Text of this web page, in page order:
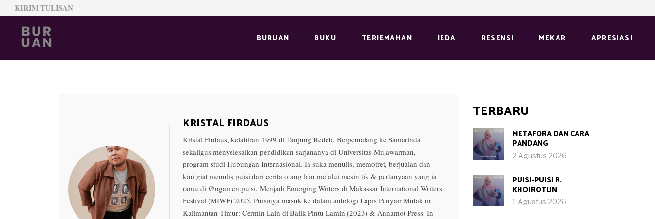
KIRIM TULISAN
BURUAN BUKU TERJEMAHAN JEDA RESENSI MEKAR APRESIASI
KRISTAL FIRDAUS
Kristal Firdaus, kelahiran 1999 di Tanjung Redeb. Berpetualang ke Samarinda
sekaligus menyelesaikan pendidikan sarjananya di Universitas Mulawarman,
program studi Hubungan Internasional. Ia suka menulis, memotret, berjualan dan
kini giat menulis puisi dari cerita orang lain melalui mesin tik & pertanyaan yang ia
ramu di @ngamen.puisi. Menjadi Emerging Writers di Makassar International Writers
Festival (MIWF) 2025. Puisinya masuk ke dalam antologi Lapis Penyair Mutakhir
Kalimantan Timur: Cermin Lain di Balik Pintu Lamin (2023) & Annamot Press, In
TERBARU
METAFORA DAN CARA
PANDANG
2 Agustus 2026
PUISI-PUISI R.
KHOIROTUN
1 Agustus 2026